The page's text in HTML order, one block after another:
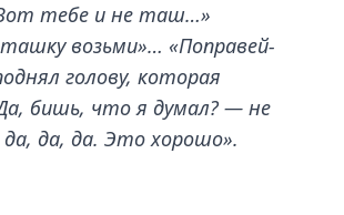
тебе и не таш…»
возьми»… «Поправей-
голову, которая
бишь, что я думал? — не
да, да. Это хорошо».